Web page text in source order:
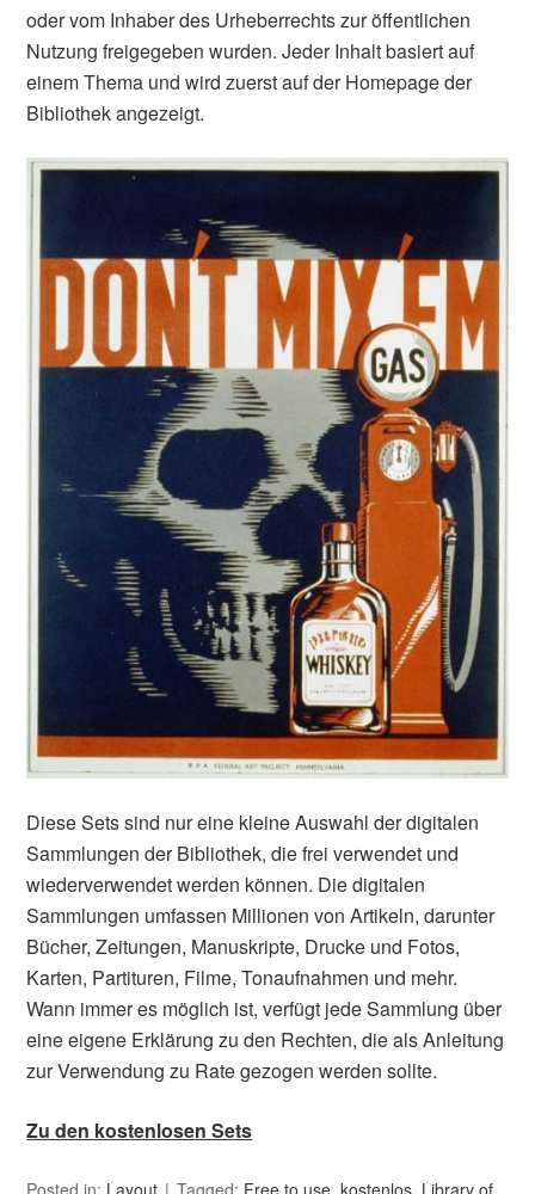
oder vom Inhaber des Urheberrechts zur öffentlichen
Nutzung freigegeben wurden. Jeder Inhalt basiert auf
einem Thema und wird zuerst auf der Homepage der
Bibliothek angezeigt.
Diese Sets sind nur eine kleine Auswahl der digitalen
Sammlungen der Bibliothek, die frei verwendet und
wiederverwendet werden können. Die digitalen
Sammlungen umfassen Millionen von Artikeln, darunter
Bücher, Zeitungen, Manuskripte, Drucke und Fotos,
Karten, Partituren, Filme, Tonaufnahmen und mehr.
Wann immer es möglich ist, verfügt jede Sammlung über
eine eigene Erklärung zu den Rechten, die als Anleitung
zur Verwendung zu Rate gezogen werden sollte.
Zu den kostenlosen Sets
Posted in: Layout Tagged: Free to use,kostenlos, Library of